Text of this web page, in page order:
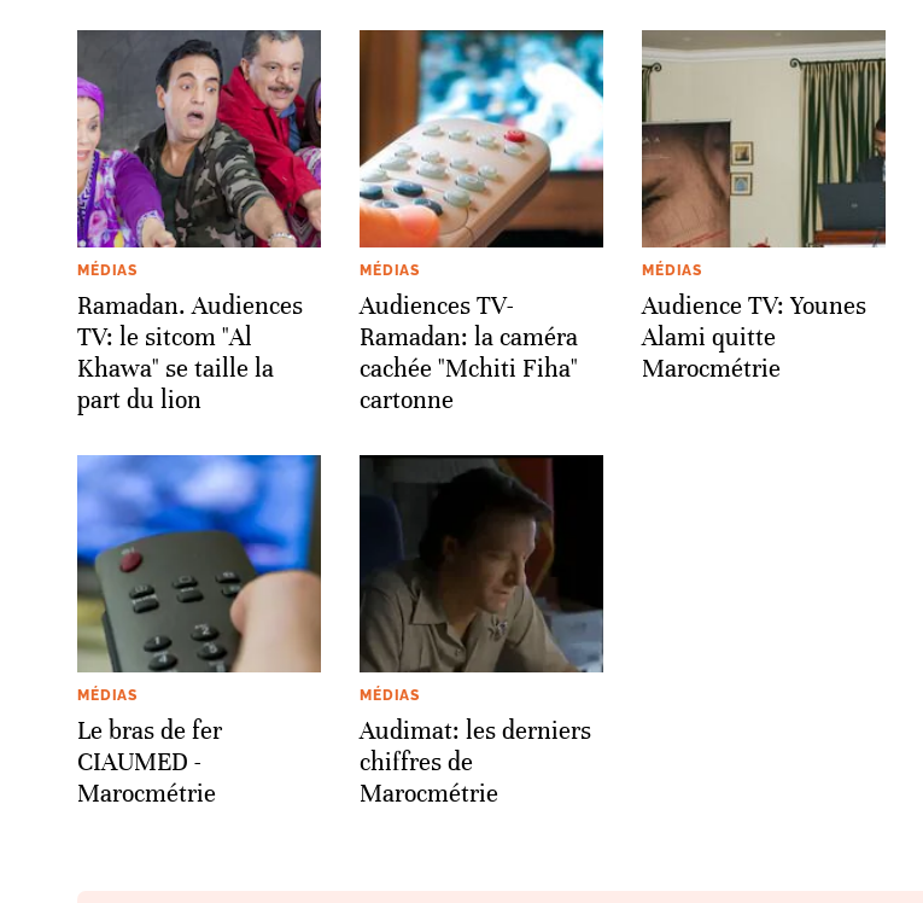
MÉDIAS
Ramadan. Audiences
TV: le sitcom "Al
Khawa" se taille la
part du lion
MÉDIAS
Audiences TV-
Ramadan: la caméra
cachée "Mchiti Fiha"
cartonne
MÉDIAS
Audience TV: Younes
Alami quitte
Marocmétrie
MÉDIAS
Le bras de fer
CIAUMED -
Marocmétrie
MÉDIAS
Audimat: les derniers
chiffres de
Marocmétrie